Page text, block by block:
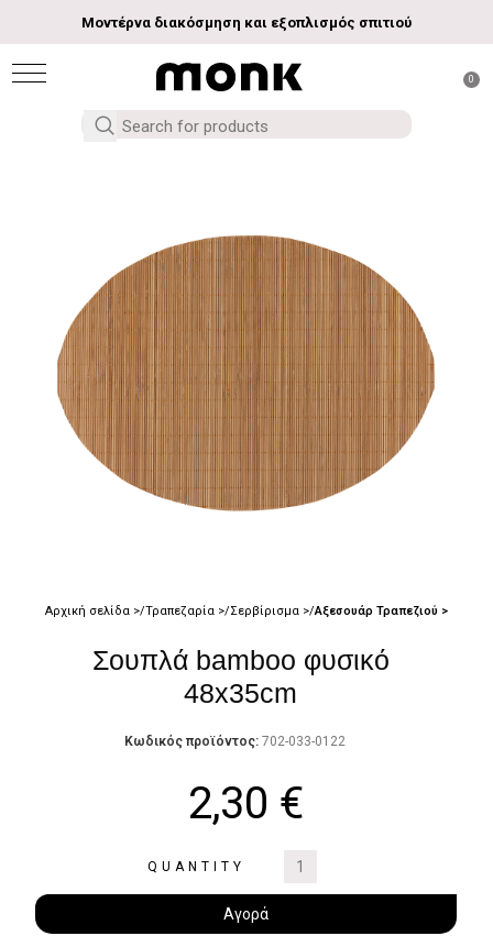
Μοντέρνα διακόσμηση και εξοπλισμός σπιτιού
0
Αρχική σελίδα Τραπεζαρία Σερβίρισμα Αξεσουάρ Τραπεζιού
Σουπλά bamboo φυσικό
48x35cm
Κωδικός προϊόντος: 702-033-0122
2,30 €
QUANTITY
Αγορά